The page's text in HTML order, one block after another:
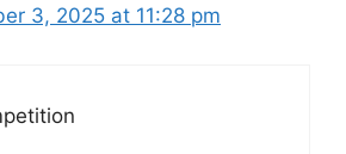
3, 2025 at 11:28 pm